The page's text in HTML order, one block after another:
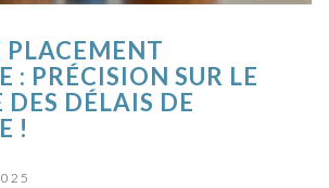
PLACEMENT
: PRÉCISION SUR LE
DÉLAIS DE
!